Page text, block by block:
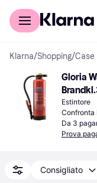
Per il tuo shopping
Klarna/Shopping/Case
Gloria
Estintore
Confronta
Da 3
Prova
Consigliato